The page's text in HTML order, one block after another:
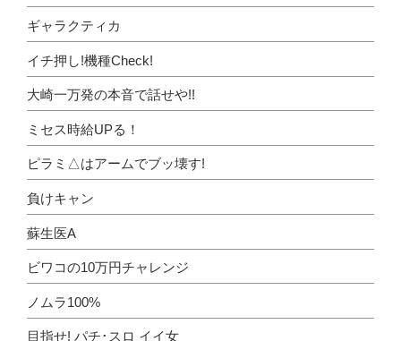
ギャラクティカ
イチ押し!機種Check!
大崎一万発の本音で話せや!!
ミセス時給UPる！
ピラミ△はアームでブッ壊す!
負けキャン
蘇生医A
ビワコの10万円チャレンジ
ノムラ100%
目指せ! パチ･スロ イイ女